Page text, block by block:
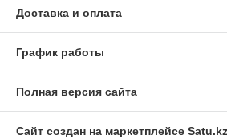
Доставка и оплата
График работы
Полная версия сайта
Сайт создан на маркетплейсе Satu.kz